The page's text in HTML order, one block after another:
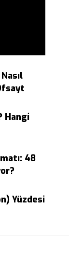
Hangi
48
Yüzdesi